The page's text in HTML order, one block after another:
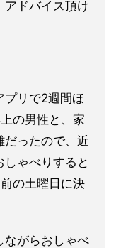
アドバイス頂け
プリで2週間ほ
の男性と、家
だったので、近
ゃべりすると
の土曜日に決
ながらおしゃべ